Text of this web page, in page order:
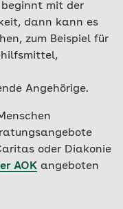
beginnt mit der
dann kann es
zum Beispiel für
Angehörige.
oder Diakonie
AOK angeboten